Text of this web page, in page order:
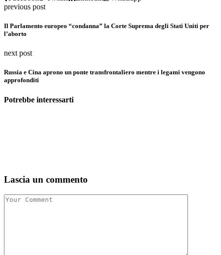
previous post
Il Parlamento europeo “condanna” la Corte Suprema degli Stati Uniti per
l’aborto
next post
Russia e Cina aprono un ponte transfrontaliero mentre i legami vengono
approfonditi
Potrebbe interessarti
Lascia un commento